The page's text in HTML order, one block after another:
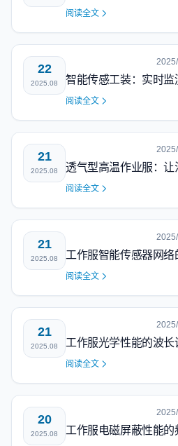
阅读全文
22
2025.08 智能传感工装：实时
阅读全文
21
2025.08 透气型高温作业服：让
阅读全文
21
2025.08 工作服智能传感器网
阅读全文
21
2025.08 工作服光学性能的波
阅读全文
20
2025.08 工作服电磁屏蔽性能